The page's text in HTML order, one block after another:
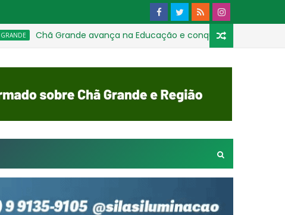
Chã Grande avança na Educação e conquista a melhor média